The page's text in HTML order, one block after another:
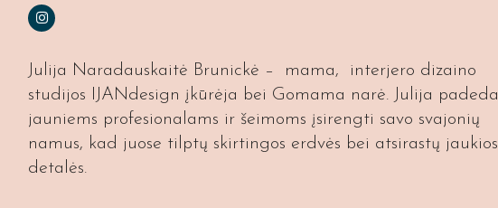
Julija Naradauskaitė Brunickė – mama, interjero dizaino
studijos IJANdesign įkūrėja bei Gomama narė. Julija padeda
jauniems profesionalams ir šeimoms įsirengti savo svajonių
namus, kad juose tilptų skirtingos erdvės bei atsirastų jaukios
detalės.